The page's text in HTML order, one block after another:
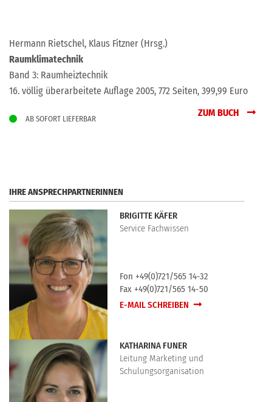
Hermann Rietschel, Klaus Fitzner (Hrsg.)
Raumklimatechnik
Band 3: Raumheiztechnik
16. völlig überarbeitete Auflage 2005, 772 Seiten, 399,99 Euro
AB SOFORT LIEFERBAR
ZUM BUCH
IHRE ANSPRECHPARTNERINNEN
BRIGITTE KÄFER
Service Fachwissen
Fon +49(0)721/565 14-32
Fax +49(0)721/565 14-50
E-MAIL SCHREIBEN
KATHARINA FUNER
Leitung Marketing und
Schulungsorganisation